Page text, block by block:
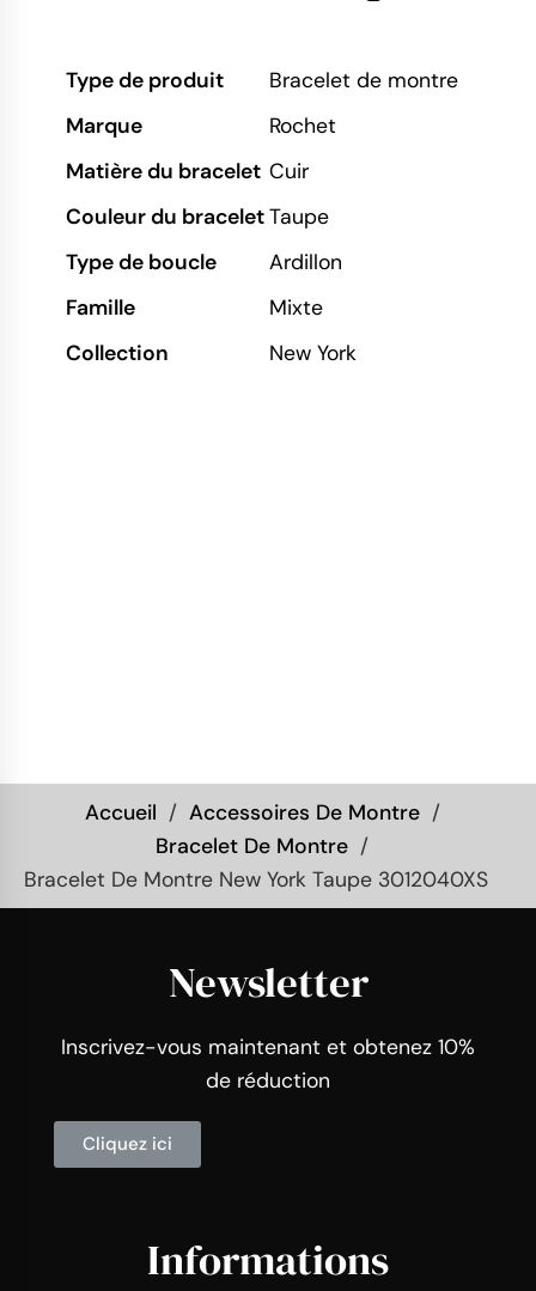
Type de produit
Bracelet de montre
Marque
Rochet
Matière du bracelet Cuir
Couleur du braceletTaupe
Type de boucle
Ardillon
Famille
Mixte
Collection
New York
Accueil
Accessoires De Montre
Bracelet De Montre
Bracelet De Montre New York Taupe 3012040XS
Newsletter
Inscrivez-vous maintenant et obtenez 10%
de réduction
Cliquez ici
Informations